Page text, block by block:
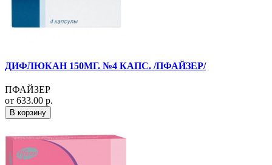
ДИФЛЮКАН 150МГ. №4 КАПС. /ПФАЙЗЕР/
ПФАЙЗЕР
от 633.00 р.
В корзину